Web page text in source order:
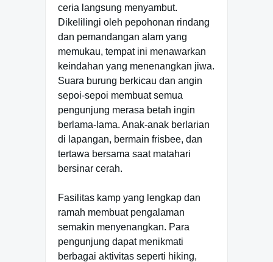
ceria langsung menyambut.
Dikelilingi oleh pepohonan rindang
dan pemandangan alam yang
memukau, tempat ini menawarkan
keindahan yang menenangkan jiwa.
Suara burung berkicau dan angin
sepoi-sepoi membuat semua
pengunjung merasa betah ingin
berlama-lama. Anak-anak berlarian
di lapangan, bermain frisbee, dan
tertawa bersama saat matahari
bersinar cerah.
Fasilitas kamp yang lengkap dan
ramah membuat pengalaman
semakin menyenangkan. Para
pengunjung dapat menikmati
berbagai aktivitas seperti hiking,